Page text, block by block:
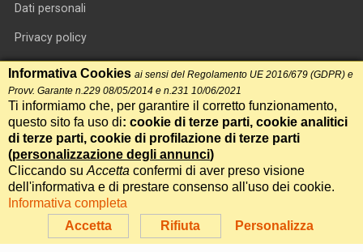
Dati personali
Privacy policy
Informativa cookie
RSS feed
RSS Top News
Contatti
International Communication S.r.l. • P.IVA 14478081004 • Testata
giornalistica n.191, reg. Tribunale di Roma del 14/12/2017
Powered byItala
Accetta Rifiuta Personalizza
Informativa Cookies ai sensi del Regolamento UE 2016/679 (GDPR) e
Provv. Garante n.229 08/05/2014 e n.231 10/06/2021
Ti informiamo che, per garantire il corretto funzionamento,
questo sito fa uso di: cookie di terze parti, cookie analitici
di terze parti, cookie di profilazione di terze parti
(personalizzazione degli annunci)
Cliccando su Accetta confermi di aver preso visione
dell'informativa e di prestare consenso all'uso dei cookie.
Informativa completa